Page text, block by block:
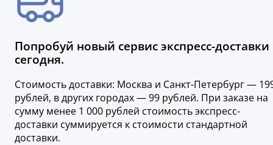
Попробуй новый сервис экспресс-доставки
сегодня.
Стоимость доставки: Москва и Санкт-Петербург —
рублей, в других городах — 99 рублей. При заказе на
сумму менее 1 000 рублей стоимость экспресс-
доставки суммируется к стоимости стандартной
доставки.